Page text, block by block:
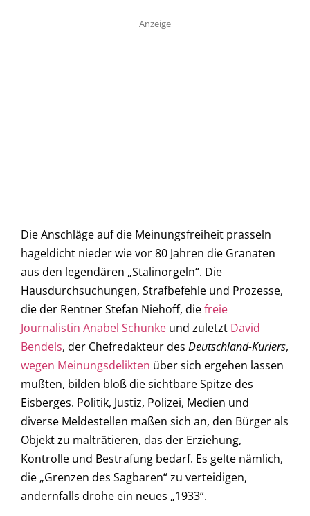
Anzeige
Die Anschläge auf die Meinungsfreiheit prasseln
hageldicht nieder wie vor 80 Jahren die Granaten
aus den legendären „Stalinorgeln“. Die
Hausdurchsuchungen, Strafbefehle und Prozesse,
die der Rentner Stefan Niehoff, diefreie
Journalistin Anabel Schunke und zuletzt David
Bendels, der Chefredakteur des Deutschland-Kuriers,
wegen Meinungsdelikten über sich ergehen lassen
mußten, bilden bloß die sichtbare Spitze des
Eisberges. Politik, Justiz, Polizei, Medien und
diverse Meldestellen maßen sich an, den Bürger als
Objekt zu malträtieren, das der Erziehung,
Kontrolle und Bestrafung bedarf. Es gelte nämlich,
die „Grenzen des Sagbaren“ zu verteidigen,
andernfalls drohe ein neues „1933“.